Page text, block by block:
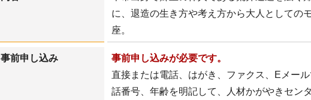
に、退造の生き方や考え方から大人としての
座。
事前申し込み
事前申し込みが必要です。
直接または電話、はがき、ファクス、Eメー
話番号、年齢を明記して、人材かがやきセン